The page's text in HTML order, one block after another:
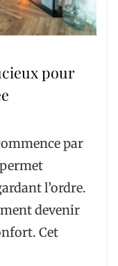
pour
par
l’ordre.
devenir
Cet